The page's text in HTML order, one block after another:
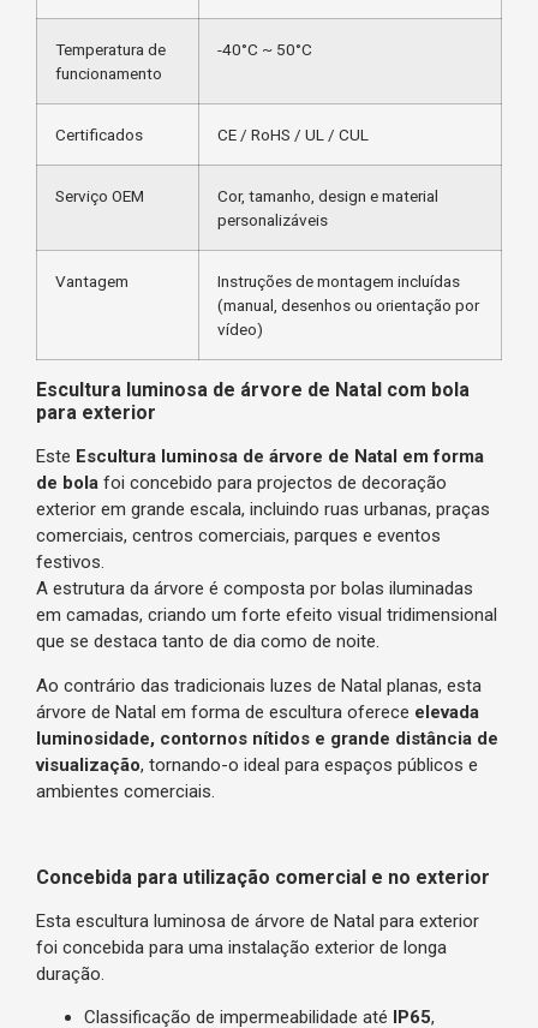
Temperatura de
funcionamento
-40°C ~ 50°C
Certificados CE / RoHS / UL / CUL
Serviço OEM
Cor, tamanho, design e material
personalizáveis
Vantagem
Instruções de montagem incluídas
(manual, desenhos ou orientação por
vídeo)
Escultura luminosa de árvore de Natal com bola
para exterior
Este Escultura luminosa de árvore de Natal em forma
de bola foi concebido para projectos de decoração
exterior em grande escala, incluindo ruas urbanas, praças
comerciais, centros comerciais, parques e eventos
festivos.
A estrutura da árvore é composta por bolas iluminadas
em camadas, criando um forte efeito visual tridimensional
que se destaca tanto de dia como de noite.
Ao contrário das tradicionais luzes de Natal planas, esta
árvore de Natal em forma de escultura oferece elevada
luminosidade, contornos nítidos e grande distância de
visualização, tornando-o ideal para espaços públicos e
ambientes comerciais.
Concebida para utilização comercial e no exterior
Esta escultura luminosa de árvore de Natal para exterior
foi concebida para uma instalação exterior de longa
duração.
Classificação de impermeabilidade até IP65,